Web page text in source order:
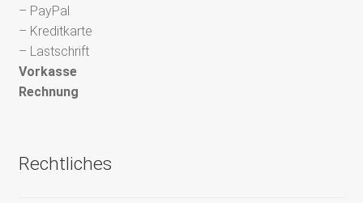
– PayPal
– Kreditkarte
– Lastschrift
Vorkasse
Rechnung
Rechtliches